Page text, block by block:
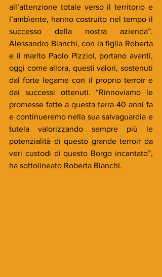
all’attenzione totale verso il territorio e
l’ambìente, hanno costruito nel tempo il
successo della nostra azienda”.
Alessandro Bianchi, con la figlia Roberta
e il marito Paolo Pizziol, portano avanti,
oggi come allora, questi valori, sostenuti
dal forte legame con il proprio terroir e
dai successi ottenuti. “Rinnoviamo le
promesse fatte a questa terra 40 anni fa
e continueremo nella sua salvaguardia e
tutela valorizzando sempre più le
potenzialità di questo grande terroir da
veri custodi di questo Borgo incantato”,
ha sottolineato Roberta Bianchi.